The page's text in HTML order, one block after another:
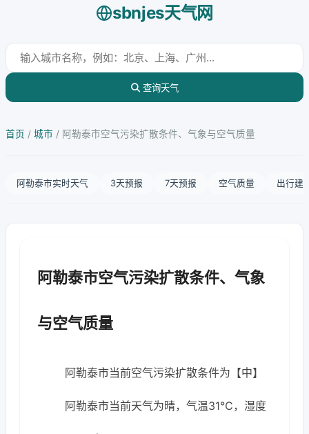
sbnjes天气网
查询天气
首页 / 城市 / 阿勒泰市空气污染扩散条件、气象与空气质量
阿勒泰市实时天气 3天预报 7天预报 空气质量 出行建
阿勒泰市空气污染扩散条件、气象
与空气质量
阿勒泰市当前空气污染扩散条件为【中】
阿勒泰市当前天气为晴，气温31℃，湿度